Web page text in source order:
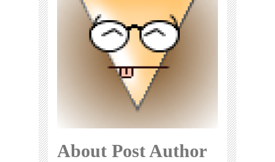
About Post Author